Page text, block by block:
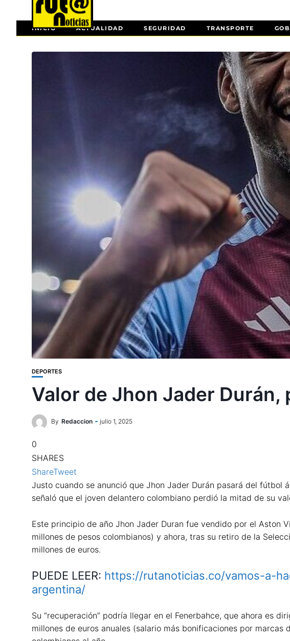
INICIO ACTUALIDAD SEGURIDAD TRANSPORTE
DEPORTES
Valor de Jhon Jader Durán,
By Redaccion julio 1, 2025
0
SHARES
ShareTweet
Justo cuando se anunció que Jhon Jader Durán pasará del fútbol
señaló que el joven delantero colombiano perdió la mitad de su
Este principio de año Jhon Jader Duran fue vendido por el Aston
millones de pesos colombianos) y ahora, tras su retiro de la
millones de euros.
PUEDE LEER: https://rutanoticias.co/vamos-a-
argentina/
Su “recuperación” podría llegar en el Fenerbahce, que ahora es
millones de euros anuales (salario más bonificaciones por